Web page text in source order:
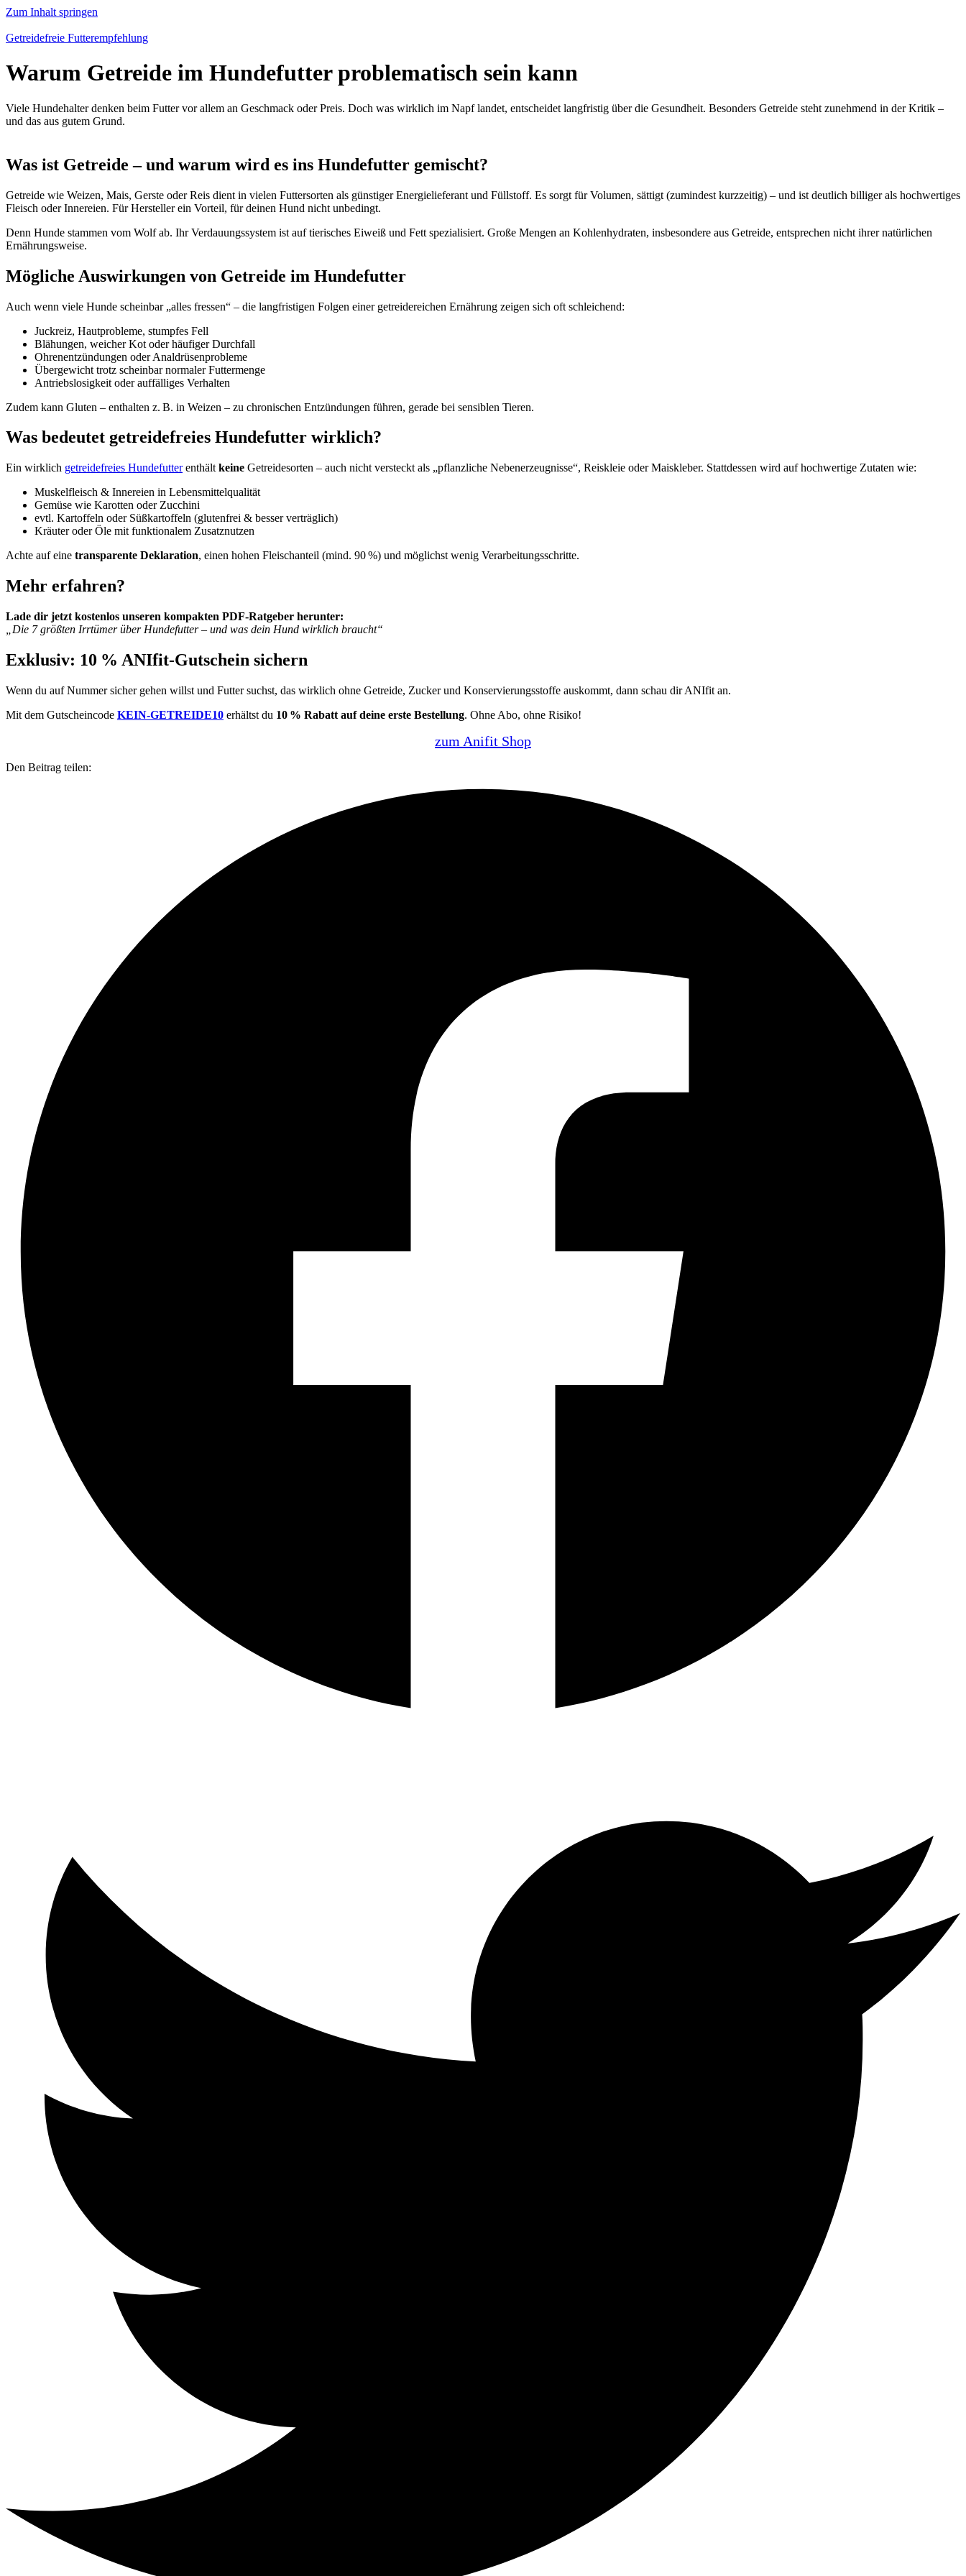
Zum Inhalt springen
Getreidefreie Futterempfehlung
Warum Getreide im Hundefutter problematisch sein kann
Viele Hundehalter denken beim Futter vor allem an Geschmack oder Preis. Doch was wirklich im Napf landet, entscheidet langfristig über die Gesundheit. Besonders Getreide steht zunehmend in der Kritik –
und das aus gutem Grund.
Was ist Getreide – und warum wird es ins Hundefutter gemischt?
Getreide wie Weizen, Mais, Gerste oder Reis dient in vielen Futtersorten als günstiger Energielieferant und Füllstoff. Es sorgt für Volumen, sättigt (zumindest kurzzeitig) – und ist deutlich billiger als hochwertiges
Fleisch oder Innereien. Für Hersteller ein Vorteil, für deinen Hund nicht unbedingt.
Denn Hunde stammen vom Wolf ab. Ihr Verdauungssystem ist auf tierisches Eiweiß und Fett spezialisiert. Große Mengen an Kohlenhydraten, insbesondere aus Getreide, entsprechen nicht ihrer natürlichen
Ernährungsweise.
Mögliche Auswirkungen von Getreide im Hundefutter
Auch wenn viele Hunde scheinbar „alles fressen“ – die langfristigen Folgen einer getreidereichen Ernährung zeigen sich oft schleichend:
Juckreiz, Hautprobleme, stumpfes Fell
Blähungen, weicher Kot oder häufiger Durchfall
Ohrenentzündungen oder Analdrüsenprobleme
Übergewicht trotz scheinbar normaler Futtermenge
Antriebslosigkeit oder auffälliges Verhalten
Zudem kann Gluten – enthalten z. B. in Weizen – zu chronischen Entzündungen führen, gerade bei sensiblen Tieren.
Was bedeutet getreidefreies Hundefutter wirklich?
Ein wirklich getreidefreies Hundefutterenthält keine Getreidesorten – auch nicht versteckt als „pflanzliche Nebenerzeugnisse“, Reiskleie oder Maiskleber. Stattdessen wird auf hochwertige Zutaten wie:
Muskelfleisch & Innereien in Lebensmittelqualität
Gemüse wie Karotten oder Zucchini
evtl. Kartoffeln oder Süßkartoffeln (glutenfrei & besser verträglich)
Kräuter oder Öle mit funktionalem Zusatznutzen
Achte auf eine transparente Deklaration, einen hohen Fleischanteil (mind. 90 %) und möglichst wenig Verarbeitungsschritte.
Mehr erfahren?
Lade dir jetzt kostenlos unseren kompakten PDF-Ratgeber herunter:
„Die 7 größten Irrtümer über Hundefutter – und was dein Hund wirklich braucht“
Exklusiv: 10 % ANIfit-Gutschein sichern
Wenn du auf Nummer sicher gehen willst und Futter suchst, das wirklich ohne Getreide, Zucker und Konservierungsstoffe auskommt, dann schau dir ANIfit an.
Mit dem Gutscheincode KEIN-GETREIDE10 erhältst du 10 % Rabatt auf deine erste Bestellung. Ohne Abo, ohne Risiko!
zum Anifit Shop
Den Beitrag teilen: